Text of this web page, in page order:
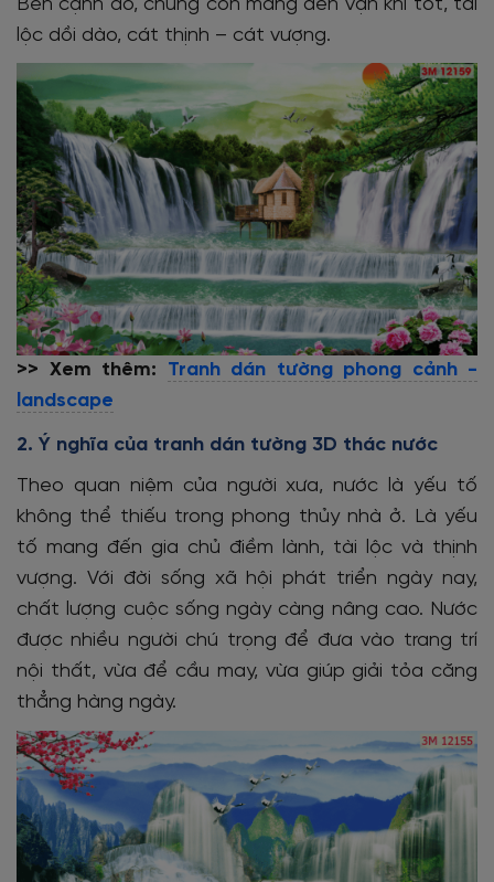
Bên cạnh đó, chúng còn mang đến vận khí tốt, tài
lộc dồi dào, cát thịnh – cát vượng.
>> Xem thêm: Tranh dán tường phong cảnh -
landscape
2. Ý nghĩa của tranh dán tường 3D thác nước
Theo quan niệm của người xưa, nước là yếu tố
không thể thiếu trong phong thủy nhà ở. Là yếu
tố mang đến gia chủ điềm lành, tài lộc và thịnh
vượng. Với đời sống xã hội phát triển ngày nay,
chất lượng cuộc sống ngày càng nâng cao. Nước
được nhiều người chú trọng để đưa vào trang trí
nội thất, vừa để cầu may, vừa giúp giải tỏa căng
thẳng hàng ngày.